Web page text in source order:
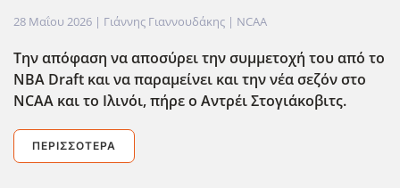
28 Μαΐου 2026 | Γιάννης Γιαννουδάκης | NCAA
Την απόφαση να αποσύρει την συμμετοχή του από το
NBA Draft και να παραμείνει και την νέα σεζόν στο
NCAA και το Ιλινόι, πήρε ο Αντρέι Στογιάκοβιτς.
ΠΕΡΙΣΣΌΤΕΡΑ